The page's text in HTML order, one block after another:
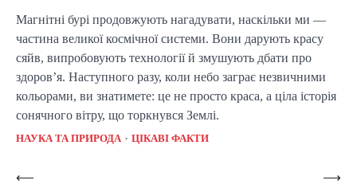
Магнітні бурі продовжують нагадувати, наскільки ми —
частина великої космічної системи. Вони дарують красу
сяйв, випробовують технології й змушують дбати про
здоров’я. Наступного разу, коли небо заграє незвичними
кольорами, ви знатимете: це не просто краса, а ціла історія
сонячного вітру, що торкнувся Землі.
НАУКА ТА ПРИРОДА ЦІКАВІ ФАКТИ
Post
⟵
⟶